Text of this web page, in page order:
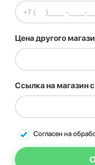
Цена другого
Ссылка на магазин
Согласен на